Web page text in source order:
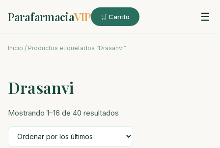
ParafarmaciaVIP 🛒 Carrito ☰
Inicio / Productos etiquetados “Drasanvi”
Drasanvi
Mostrando 1–16 de 40 resultados
por
los